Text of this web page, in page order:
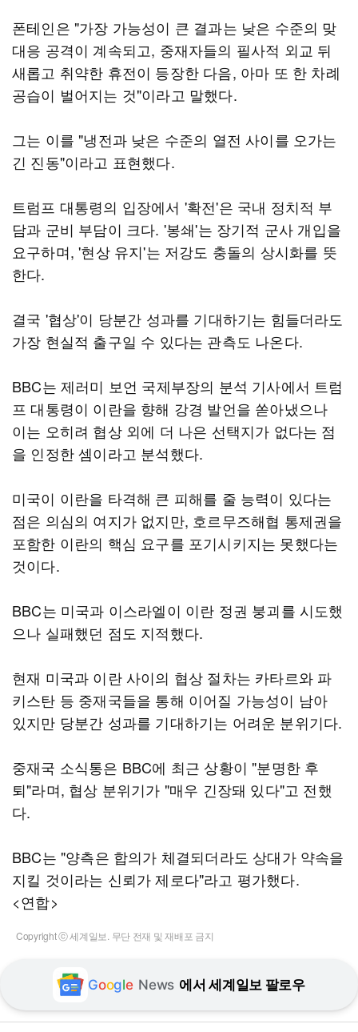
폰테인은 "가장 가능성이 큰 결과는 낮은 수준의 맞
대응 공격이 계속되고, 중재자들의 필사적 외교 뒤
새롭고 취약한 휴전이 등장한 다음, 아마 또 한 차례
공습이 벌어지는 것"이라고 말했다.
그는 이를 "냉전과 낮은 수준의 열전 사이를 오가는
긴 진동"이라고 표현했다.
트럼프 대통령의 입장에서 '확전'은 국내 정치적 부
담과 군비 부담이 크다. '봉쇄'는 장기적 군사 개입을
요구하며, '현상 유지'는 저강도 충돌의 상시화를 뜻
한다.
결국 '협상'이 당분간 성과를 기대하기는 힘들더라도
가장 현실적 출구일 수 있다는 관측도 나온다.
BBC는 제러미 보언 국제부장의 분석 기사에서 트럼
프 대통령이 이란을 향해 강경 발언을 쏟아냈으나
이는 오히려 협상 외에 더 나은 선택지가 없다는 점
을 인정한 셈이라고 분석했다.
미국이 이란을 타격해 큰 피해를 줄 능력이 있다는
점은 의심의 여지가 없지만, 호르무즈해협 통제권을
포함한 이란의 핵심 요구를 포기시키지는 못했다는
것이다.
BBC는 미국과 이스라엘이 이란 정권 붕괴를 시도했
으나 실패했던 점도 지적했다.
현재 미국과 이란 사이의 협상 절차는 카타르와 파
키스탄 등 중재국들을 통해 이어질 가능성이 남아
있지만 당분간 성과를 기대하기는 어려운 분위기다.
중재국 소식통은 BBC에 최근 상황이 "분명한 후
퇴"라며, 협상 분위기가 "매우 긴장돼 있다"고 전했
다.
BBC는 "양측은 합의가 체결되더라도 상대가 약속을
지킬 것이라는 신뢰가 제로다"라고 평가했다.
<연합>
Copyright ⓒ 세계일보. 무단 전재 및 재배포 금지
Google News 에서 세계일보 팔로우